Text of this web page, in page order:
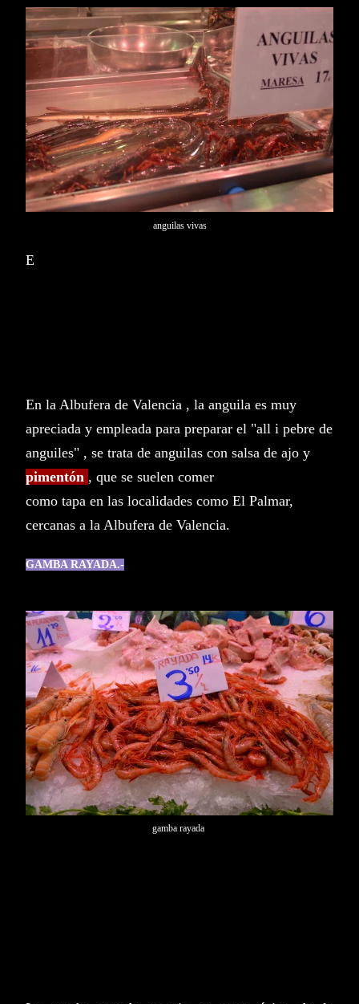
anguilas vivas
E
En la Albufera de Valencia , la anguila es muy
apreciada y empleada para preparar el "all i pebre de
anguiles" , se trata de anguilas con salsa de ajo y
pimentón , que se suelen comer
como tapa en las localidades como El Palmar,
cercanas a la Albufera de Valencia.
GAMBA RAYADA.-
gamba rayada